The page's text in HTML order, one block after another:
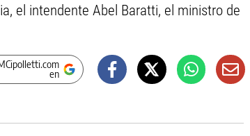
el intendente Abel Baratti, el ministro de
en